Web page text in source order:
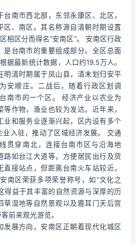
南市西北部，东邻永康区、北区，
区、南区。其名称源自清朝时期设置
相区分而得名“安南区”。 安南区行政
是台南市的重要组成部分。全区总面
据最新统计数据，人口约19.5万人。
明清时期属于凤山县，清末划归安平
安顺庄。二战后，随着行政区划调
南市的一个区。 经济产业以农业为
作物，渔业也较为发达。近年来，
业和服务业逐渐兴起，区内设有多个
业入驻，推动了区域经济发展。 交通
贯穿南北，连接台南市区与沿海地
路如台江大道等，方便居民出行及货
接站点，但距离台南火车站较近，
南区荣获多项荣誉称号，如“文化之
得益于其丰富的自然资源与深厚的历
草湿地等自然景观以及鹿耳门天后宫
前来观光游览。
发展方向，安南区正朝着现代化城区